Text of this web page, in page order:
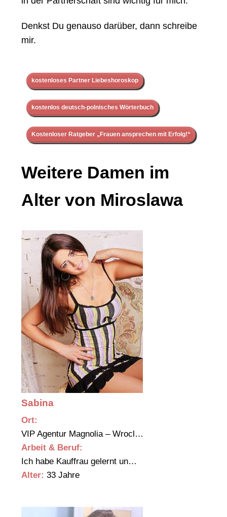
Denkst Du genauso darüber, dann schreibe
mir.
kostenloses Partner Liebeshoroskop
kostenlos deutsch-polnisches Wörterbuch
Kostenloser Ratgeber „Frauen ansprechen mit Erfolg!“
Weitere Damen im
Alter von Miroslawa
Sabina
Ort:
VIP Agentur Magnolia – Wrocl…
Arbeit & Beruf:
Ich habe Kauffrau gelernt un…
Alter: 33 Jahre